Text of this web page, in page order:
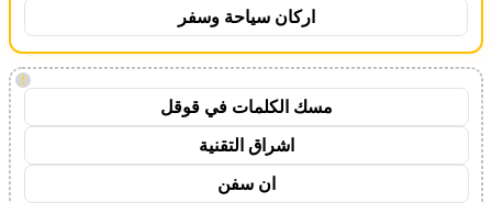
اركان سياحة وسفر
!
مسك الكلمات في قوقل
اشراق التقنية
ان سفن